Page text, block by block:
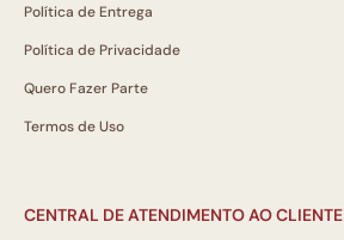
Política de Entrega
Política de Privacidade
Quero Fazer Parte
Termos de Uso
CENTRAL DE ATENDIMENTO AO CLIENTE